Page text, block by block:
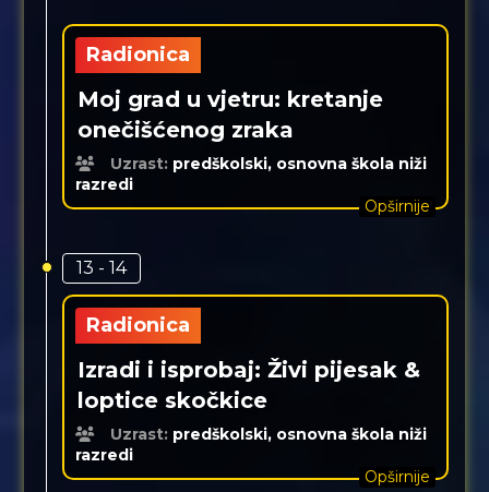
Radionica
Moj grad u vjetru: kretanje
onečišćenog zraka
Uzrast: predškolski, osnovna škola niži
razredi
Opširnije
13 - 14
Radionica
Izradi i isprobaj: Živi pijesak &
loptice skočkice
Uzrast: predškolski, osnovna škola niži
razredi
Opširnije